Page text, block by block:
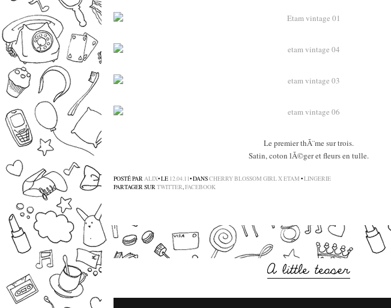
Le premier thÃ¨me sur trois.
Satin, coton lÃ©ger et fleurs en tulle.
POSTÉ PARALIX• LE 12.04.11• DANSCHERRY BLOSSOM GIRL X ETAM •LINGERIE
PARTAGER SURTWITTER,FACEBOOK